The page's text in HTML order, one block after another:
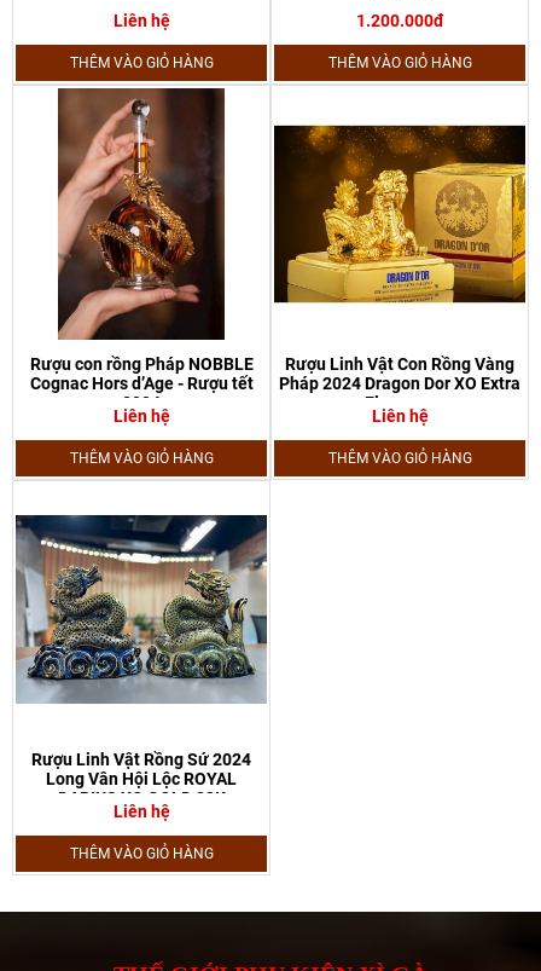
Liên hệ
THÊM VÀO GIỎ HÀNG
1.200.000đ
THÊM VÀO GIỎ HÀNG
Rượu con rồng Pháp NOBBLE
Cognac Hors d’Age - Rượu tết
2024
Liên hệ
THÊM VÀO GIỎ HÀNG
Rượu Linh Vật Con Rồng Vàng
Pháp 2024 Dragon Dor XO Extra
Elegance
Liên hệ
THÊM VÀO GIỎ HÀNG
Rượu Linh Vật Rồng Sứ 2024
Long Vân Hội Lộc ROYAL
DARIUS XO GOLD 23K
Liên hệ
THÊM VÀO GIỎ HÀNG